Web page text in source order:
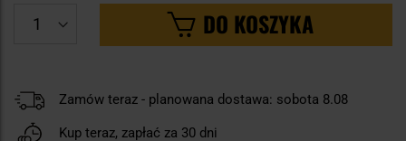
DO KOSZYKA
Zamów teraz - planowana dostawa: sobota 8.08
Kup teraz, zapłać za 30 dni